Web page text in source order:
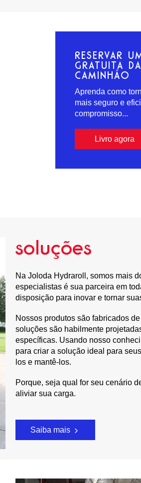
RESERVAR
GRATUITA
CAMINHÃO
Aprenda como
mais seguro e
compromisso...
Livro agora
soluções
Na Joloda Hydraroll, somos mais
especialistas é sua parceira em
disposição para inovar e tornar
Nossos produtos são fabricados
soluções são habilmente
específicas. Usando nosso
para criar a solução ideal para
los e mantê-los.
Porque, seja qual for seu cenário
aliviar sua carga.
Saiba mais